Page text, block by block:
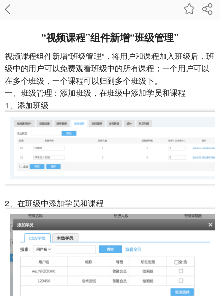
“视频课程”组件新增“班级管理”
视频课程组件新增“班级管理”，将用户和课程加入班级后，班
级中的用户可以免费观看班级中的所有课程；一个用户可以
在多个班级，一个课程可以归到多个班级下。
一、班级管理：添加班级，在班级中添加学员和课程
1、添加班级
2、在班级中添加学员和课程